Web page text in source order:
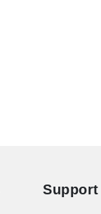
Support